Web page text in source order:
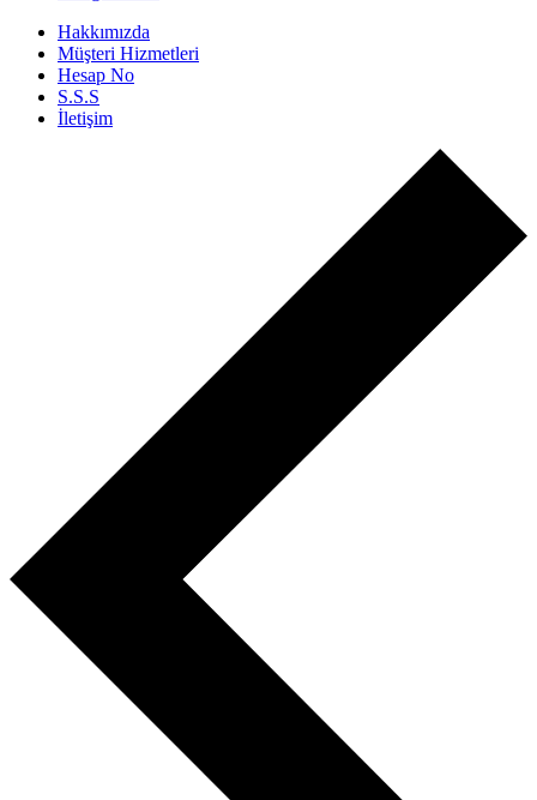
Hakkımızda
Müşteri Hizmetleri
Hesap No
S.S.S
İletişim